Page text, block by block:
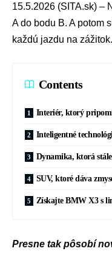
15.5.2026 (SITA.sk) –
A do bodu B. A potom
každú jazdu na zážitok.
Contents
Interiér, ktorý
Inteligentné
Dynamika, ktorá
SUV, ktoré dáva
Získajte BMW X3 s
Presne tak pôsobí